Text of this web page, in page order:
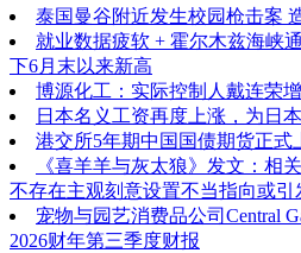
泰国曼谷附近发生校园枪击案
就业数据疲软 + 霍尔木兹海峡
下6月末以来新高
博源化工：实际控制人戴连荣
日本名义工资再度上涨，为日
港交所5年期中国国债期货正式
《喜羊羊与灰太狼》发文：相
不存在主观刻意设置不当指向或
宠物与园艺消费品公司Central
2026财年第三季度财报